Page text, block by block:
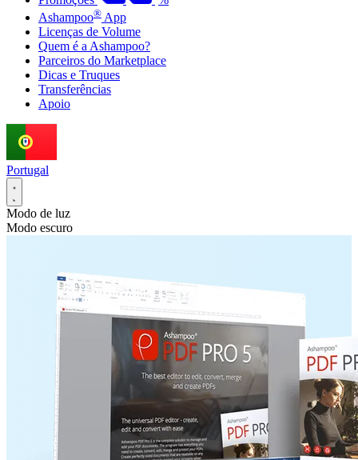
Ashampoo® App
Licenças de Volume
Quem é a Ashampoo?
Parceiros do Marketplace
Dicas e Truques
Transferências
Apoio
Portugal
Modo de luz
Modo escuro